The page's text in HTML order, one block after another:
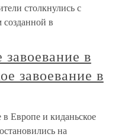
столкнулись с
в
в
завоевание в
в Европе и киданьское
на